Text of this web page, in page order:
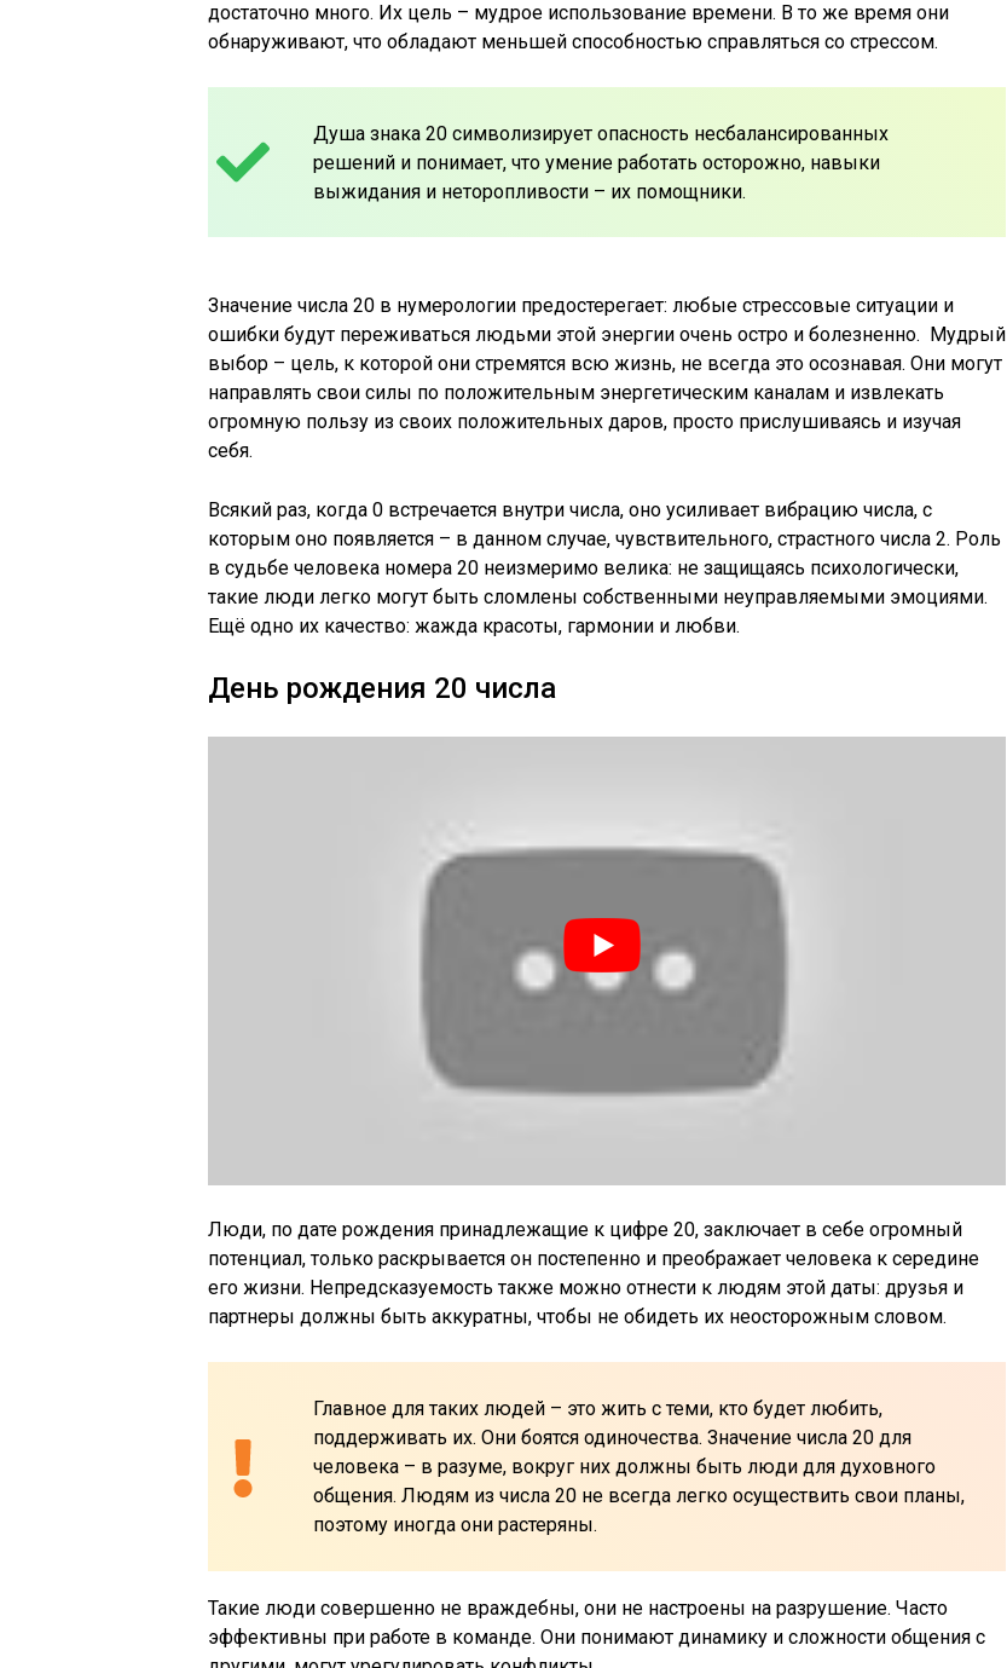
достаточно много. Их цель – мудрое использование времени. В то же время они
обнаруживают, что обладают меньшей способностью справляться со стрессом.
Душа знака 20 символизирует опасность несбалансированных
решений и понимает, что умение работать осторожно, навыки
выжидания и неторопливости – их помощники.
Значение числа 20 в нумерологии предостерегает: любые стрессовые ситуации и
ошибки будут переживаться людьми этой энергии очень остро и болезненно. Мудрый
выбор – цель, к которой они стремятся всю жизнь, не всегда это осознавая. Они могут
направлять свои силы по положительным энергетическим каналам и извлекать
огромную пользу из своих положительных даров, просто прислушиваясь и изучая
себя.
Всякий раз, когда 0 встречается внутри числа, оно усиливает вибрацию числа, с
которым оно появляется – в данном случае, чувствительного, страстного числа 2. Роль
в судьбе человека номера 20 неизмеримо велика: не защищаясь психологически,
такие люди легко могут быть сломлены собственными неуправляемыми эмоциями.
Ещё одно их качество: жажда красоты, гармонии и любви.
День рождения 20 числа
Люди, по дате рождения принадлежащие к цифре 20, заключает в себе огромный
потенциал, только раскрывается он постепенно и преображает человека к середине
его жизни. Непредсказуемость также можно отнести к людям этой даты: друзья и
партнеры должны быть аккуратны, чтобы не обидеть их неосторожным словом.
Главное для таких людей – это жить с теми, кто будет любить,
поддерживать их. Они боятся одиночества. Значение числа 20 для
человека – в разуме, вокруг них должны быть люди для духовного
общения. Людям из числа 20 не всегда легко осуществить свои планы,
поэтому иногда они растеряны.
Такие люди совершенно не враждебны, они не настроены на разрушение. Часто
эффективны при работе в команде. Они понимают динамику и сложности общения с